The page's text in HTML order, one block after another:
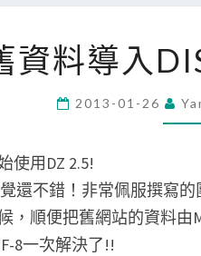
資料導入
2013-01-26
使用DZ 2.5!
還不錯！非常佩服撰寫的
，順便把舊網站的資料由
8一次解決了!!